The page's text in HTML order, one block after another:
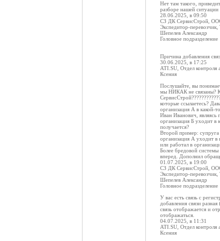
Нет там такого,
разборе нашей ситуации
28.06.2025, в 09:50
СЗ ДК СервисСтрой,
Экспедитор-перевозчик,
Шепелев Александр
Головное подразделение
Причина добавления
30.06.2025, в 17:25
ATI.SU, Отдел контроля
Ксения
Послушайте, вы
мы НИКАК не связаны?
которые ссылаетесь?
организация А в какой-
Иван Иванович, являясь
организация Б уходит в
получается?
Второй пример: супруга
организация А уходит в
или работал в
Более бредовой
вперед. Дополнил
01.07.2025, в 19:00
СЗ ДК СервисСтрой,
Экспедитор-перевозчик,
Шепелев Александр
Головное подразделение
У вас есть связь с
добавления связи
связь отображается и
отображаться.
04.07.2025, в 11:31
ATI.SU, Отдел контроля
Ксения